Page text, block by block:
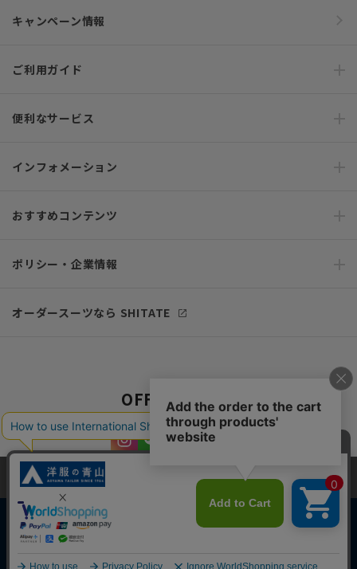
キャンペーン情報
ご利用ガイド
便利なサービス
インフォメーション
おすすめコンテンツ
ポリシー・企業情報
オーダースーツなら SHITATE
OFFICIAL SNS
当サイトでは、快適な閲覧体験とコンテンツ改善のためにCookieを使用
しています。閲覧を続けることで、Cookieの使用に同意したものとみな
します。詳細については
同意して閉じる